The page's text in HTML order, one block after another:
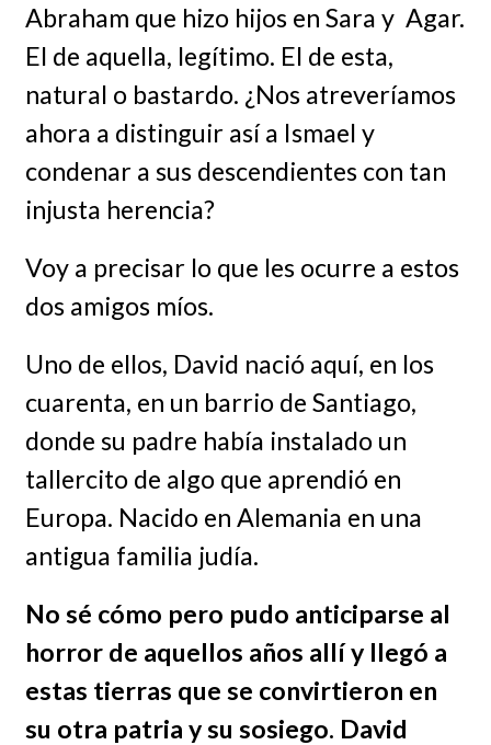
Abraham que hizo hijos en Sara y Agar.
El de aquella, legítimo. El de esta,
natural o bastardo. ¿Nos atreveríamos
ahora a distinguir así a Ismael y
condenar a sus descendientes con tan
injusta herencia?
Voy a precisar lo que les ocurre a estos
dos amigos míos.
Uno de ellos, David nació aquí, en los
cuarenta, en un barrio de Santiago,
donde su padre había instalado un
tallercito de algo que aprendió en
Europa. Nacido en Alemania en una
antigua familia judía.
No sé cómo pero pudo anticiparse al
horror de aquellos años allí y llegó a
estas tierras que se convirtieron en
su otra patria y su sosiego. David